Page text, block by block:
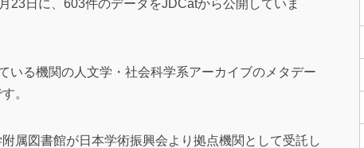
23日に、603件のデータをJDCatから公開していま
いる機関の人文学・社会科学系アーカイブのメタデー
。
属図書館が日本学術振興会より拠点機関として受託し